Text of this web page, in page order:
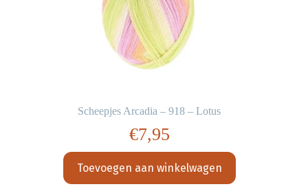
Scheepjes Arcadia – 918 – Lotus
€7,95
Toevoegen aan winkelwagen